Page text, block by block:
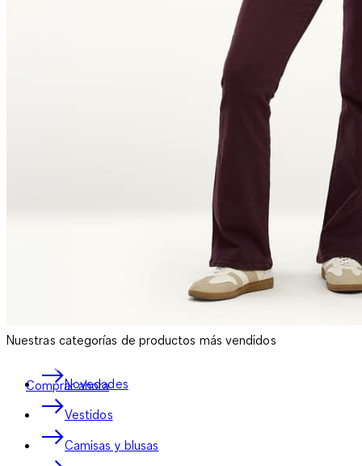
Chaquetas ligeras para el entretiempo
Comprar ahora
Nuestras categorías de productos más vendidos
Novedades
Vestidos
Camisas y blusas